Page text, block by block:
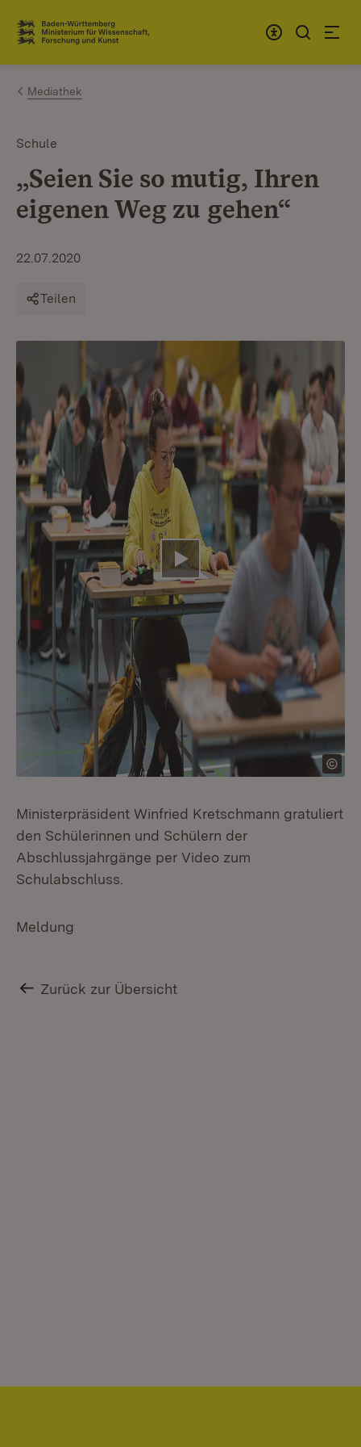
Zum Inhalt springen
Link zur Startseite
Mediathek
Schule
„Seien Sie so mutig, Ihren
eigenen Weg zu gehen“
22.07.2020
Teilen
Video abspielen
Ministerpräsident Winfried Kretschmann gratuliert
den Schülerinnen und Schülern der
Abschlussjahrgänge per Video zum
Schulabschluss.
Meldung
Zurück zur Übersicht